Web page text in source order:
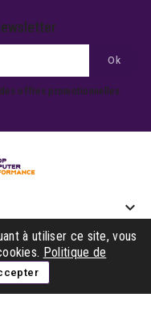
offres promotionnelles
keyboard_arrow_down

à utiliser ce site, vous
Politique de
